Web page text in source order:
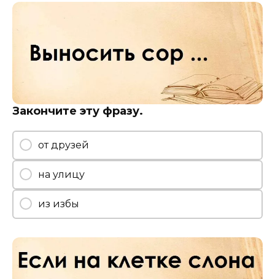
Закончите эту фразу.
от друзей
на улицу
из избы